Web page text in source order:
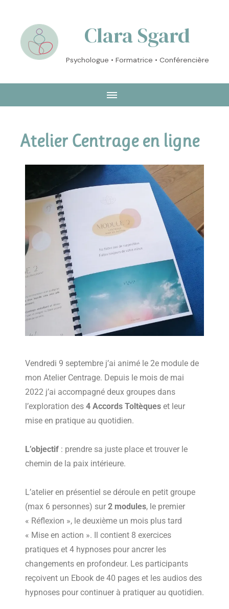
Clara Sgard
Psychologue • Formatrice • Conférencière
Atelier Centrage en ligne
Vendredi 9 septembre j’ai animé le 2e module de
mon Atelier Centrage. Depuis le mois de mai
2022 j’ai accompagné deux groupes dans
l’exploration des 4 Accords Toltèques et leur
mise en pratique au quotidien.
L’objectif : prendre sa juste place et trouver le
chemin de la paix intérieure.
L’atelier en présentiel se déroule en petit groupe
(max 6 personnes) sur 2 modules, le premier
« Réflexion », le deuxième un mois plus tard
« Mise en action ». Il contient 8 exercices
pratiques et 4 hypnoses pour ancrer les
changements en profondeur. Les participants
reçoivent un Ebook de 40 pages et les audios des
hypnoses pour continuer à pratiquer au quotidien.